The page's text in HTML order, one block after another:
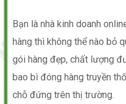
Bạn là nhà kinh doanh
hàng thì không thể nào bỏ
gói hàng đẹp, chất lượng
bao bì đóng hàng truyền
chỗ đứng trên thị trường.